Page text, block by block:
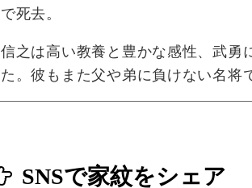
で死去。
信之は高い教養と豊かな感性、武
た。彼もまた父や弟に負けない名将
SNSで家紋をシェア